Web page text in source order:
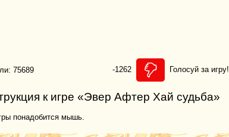
75689 -1262 Голосуй за игру!
к игре «Эвер Афтер Хай судьба»
понадобится мышь.